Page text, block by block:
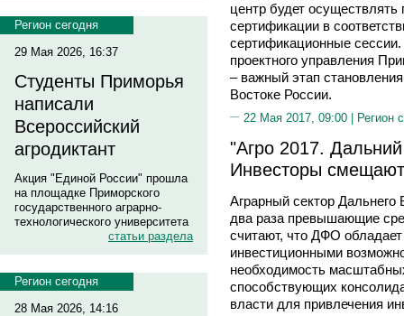
Регион сегодня
29 Мая 2026, 16:37
Студенты Приморья
написали
Всероссийский
агродиктант
Акция "Единой России" прошла
на площадке Приморского
государственного аграрно-
технологического университета
статьи раздела
Регион сегодня
28 Мая 2026, 14:16
центр будет осуществлять
сертификации в
сертификационные
проектного управления
– важный этап
Востоке России.
22 Мая 2017, 09:00 | Регион
"Агро 2017.
Инвесторы
Аграрный сектор Дальнего
два раза превышающие
считают, что ДФО
инвестиционными
необходимость
способствующих
власти для привлечения